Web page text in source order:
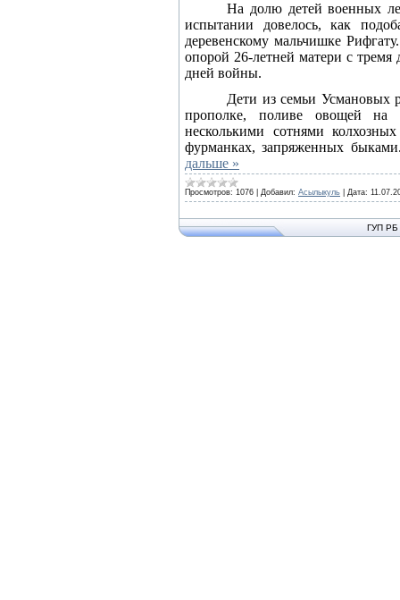
На долю детей военных
испытании довелось, как
деревенскому мальчишке
опорой 26-летней матери с
дней войны.
Дети из семьи Усмановых
прополке, поливе овощей на
несколькими сотнями
фурманках, запряженных
дальше »
Просмотров: 1076 Добавил: Асылыкуль Дата:
ГУП РБ